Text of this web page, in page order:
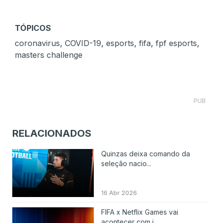
TÓPICOS
coronavirus, COVID-19, esports, fifa, fpf esports,
masters challenge
PUB
RELACIONADOS
Quinzas deixa comando da
seleção nacio...
16 Abr 2026
FIFA x Netflix Games vai